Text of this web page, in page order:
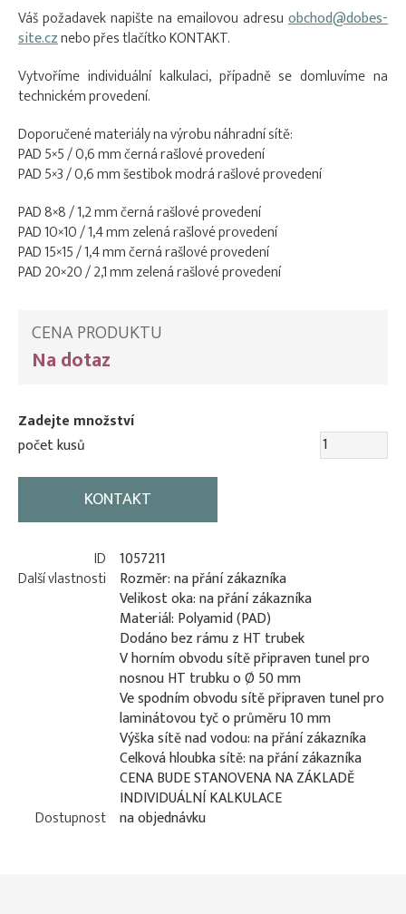
Váš požadavek napište na emailovou adresu obchod@dobes-
site.cznebo přes tlačítko KONTAKT.
Vytvoříme individuální kalkulaci, případně se domluvíme na
technickém provedení.
Doporučené materiály na výrobu náhradní sítě:
PAD 5×5 / 0,6 mm černá rašlové provedení
PAD 5×3 / 0,6 mm šestibok modrá rašlové provedení
PAD 8×8 / 1,2 mm černá rašlové provedení
PAD 10×10 / 1,4 mm zelená rašlové provedení
PAD 15×15 / 1,4 mm černá rašlové provedení
PAD 20×20 / 2,1 mm zelená rašlové provedení
CENA PRODUKTU
Na dotaz
Zadejte množství
počet kusů
KONTAKT
ID 1057211
Další vlastnosti
Rozměr: na přání zákazníka
Velikost oka: na přání zákazníka
Materiál: Polyamid (PAD)
Dodáno bez rámu z HT trubek
V horním obvodu sítě připraven tunel pro
nosnou HT trubku o Ø 50 mm
Ve spodním obvodu sítě připraven tunel pro
laminátovou tyč o průměru 10 mm
Výška sítě nad vodou: na přání zákazníka
Celková hloubka sítě: na přání zákazníka
CENA BUDE STANOVENA NA ZÁKLADĚ
INDIVIDUÁLNÍ KALKULACE
Dostupnost na objednávku